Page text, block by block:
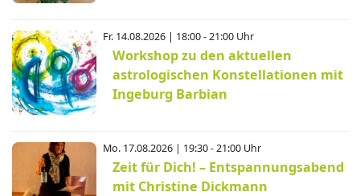
Fr. 14.08.2026 | 18:00 - 21:00 Uhr
Workshop zu den aktuellen
astrologischen Konstellationen mit
Ingeburg Barbian
Mo. 17.08.2026 | 19:30 - 21:00 Uhr
Zeit für Dich! – Entspannungsabend
mit Christine Dickmann